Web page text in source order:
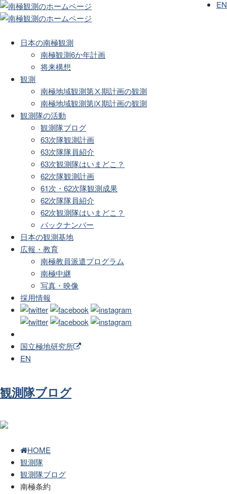
日本の南極観測
南極観測6か年計画
将来構想
観測
南極地域観測第Ⅹ期計画の観測
南極地域観測第Ⅸ期計画の観測
観測隊の活動
観測隊ブログ
63次隊観測計画
63次隊隊員紹介
63次観測隊はいまどこ？
62次隊観測計画
61次・62次隊観測成果
62次隊隊員紹介
62次観測隊はいまどこ？
バックナンバー
日本の観測基地
広報・教育
南極教員派遣プログラム
南極中継
写真・映像
採用情報
国立極地研究所
EN
EN
観測隊ブログ
HOME
観測隊
観測隊ブログ
南極条約